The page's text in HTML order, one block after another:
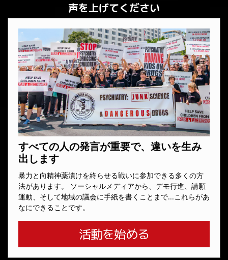
声を上げてください
すべての人の発言が重要で、違いを生み
出します
暴力と向精神薬漬けを終らせる戦いに参加できる多くの方
法があります。 ソーシャルメディアから、デモ行進、請願
運動、そして地域の議会に手紙を書くことまで...これらがあ
なにできることです。
活動を始める